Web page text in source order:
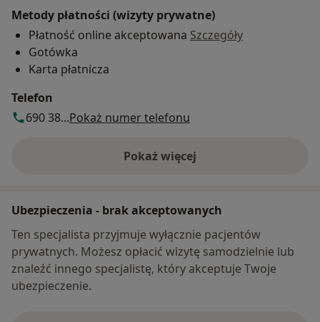
Metody płatności (wizyty prywatne)
Płatność online akceptowana Szczegóły
Gotówka
Karta płatnicza
Telefon
690 38...Pokaż numer telefonu
Pokaż więcej
o adresie
Ubezpieczenia - brak akceptowanych
Ten specjalista przyjmuje wyłącznie pacjentów
prywatnych. Możesz opłacić wizytę samodzielnie lub
znaleźć innego specjalistę, który akceptuje Twoje
ubezpieczenie.